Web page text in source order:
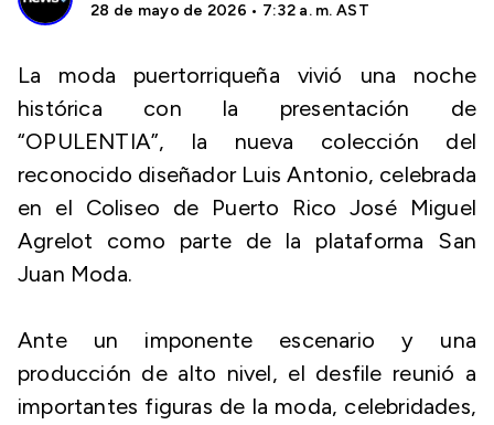
28 de mayo de 2026 • 7:32 a. m. AST
La moda puertorriqueña vivió una noche
histórica con la presentación de
“OPULENTIA”, la nueva colección del
reconocido diseñador Luis Antonio, celebrada
en el Coliseo de Puerto Rico José Miguel
Agrelot como parte de la plataforma San
Juan Moda.
Ante un imponente escenario y una
producción de alto nivel, el desfile reunió a
importantes figuras de la moda, celebridades,